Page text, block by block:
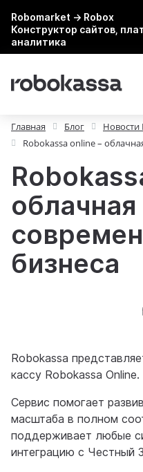
Robomarket → Robox
Конструктор сайтов,
аналитика
Главная Блог
Новости
Robokassa online –
облачная
бизнеса
Robokassa
кассу Robokassa Online.
Сервис помогает
масштаба в полном
поддерживает любые
интеграцию с Честный